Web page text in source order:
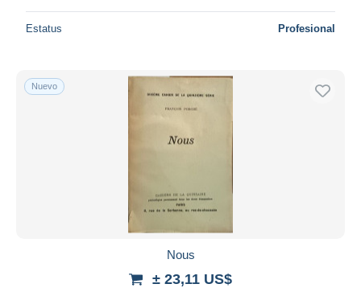
Estatus Profesional
Nuevo
Nous
± 23,11 US$